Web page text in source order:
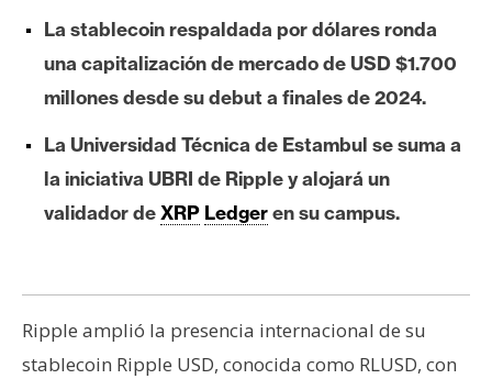
u
m
I
A
á
l
i
La stablecoin respaldada por dólares ronda
una capitalización de mercado de USD $1.700
millones desde su debut a finales de 2024.
La Universidad Técnica de Estambul se suma a
la iniciativa UBRI de Ripple y alojará un
validador deXRP Ledgeren su campus.
Ripple amplió la presencia internacional de su
stablecoin Ripple USD, conocida como RLUSD, con